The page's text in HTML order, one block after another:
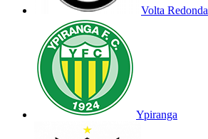
Volta Redonda
Ypiranga